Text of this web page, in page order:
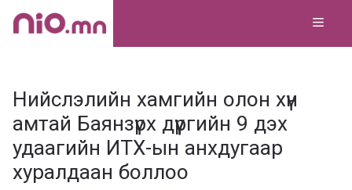
Skip
Нийслэлийн хамгийн олон хүн
амтай Баянзүрх дүүргийн 9 дэх
удаагийн ИТХ-ын анхдугаар
хуралдаан боллоо